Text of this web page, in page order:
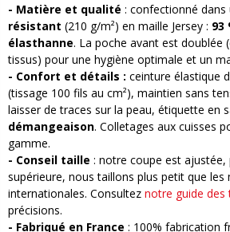
- Matière et qualité : confectionné dans
résistant (210 g/m²) en maille Jersey : 93
élasthanne. La poche avant est doublée
tissus) pour une hygiène optimale et un
- Confort et détails : ceinture élastique
(tissage 100 fils au cm²), maintien sans
laisser de traces sur la peau, étiquette en
démangeaison. Colletages aux cuisses
gamme.
- Conseil taille : notre coupe est ajustée,
supérieure, nous taillons plus petit que les
internationales. Consultez notre guide des
précisions.
- Fabriqué en France : 100% fabrication